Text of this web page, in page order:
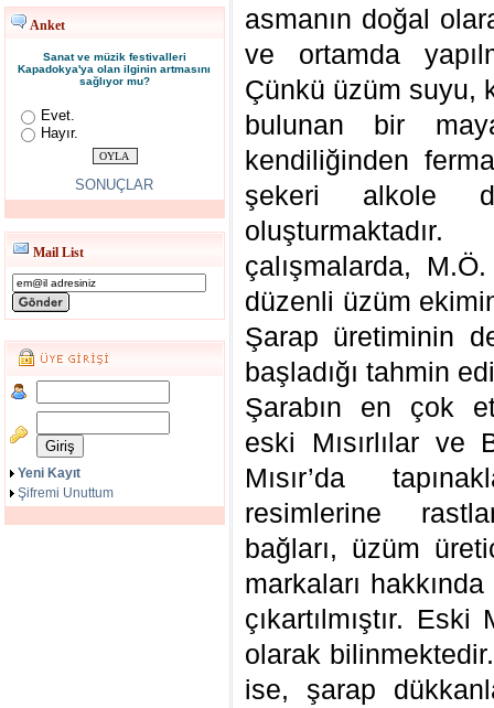
Anket
Sanat ve müzik festivalleri
Kapadokya'ya olan ilginin artmasını
sağlıyor mu?
Evet.
Hayır.
SONUÇLAR
Mail List
Yeni Kayıt
Şifremi Unuttum
asmanın doğal
ve ortamda
Çünkü üzüm suyu,
bulunan bir
kendiliğinden
şekeri alkole
çalışmalarda,
düzenli üzüm
Şarap üretiminin
başladığı tahmin
Şarabın en çok
eski Mısırlılar ve
Mısır’da
resimlerine
bağları, üzüm
markaları
çıkartılmıştır. Eski
olarak
ise, şarap